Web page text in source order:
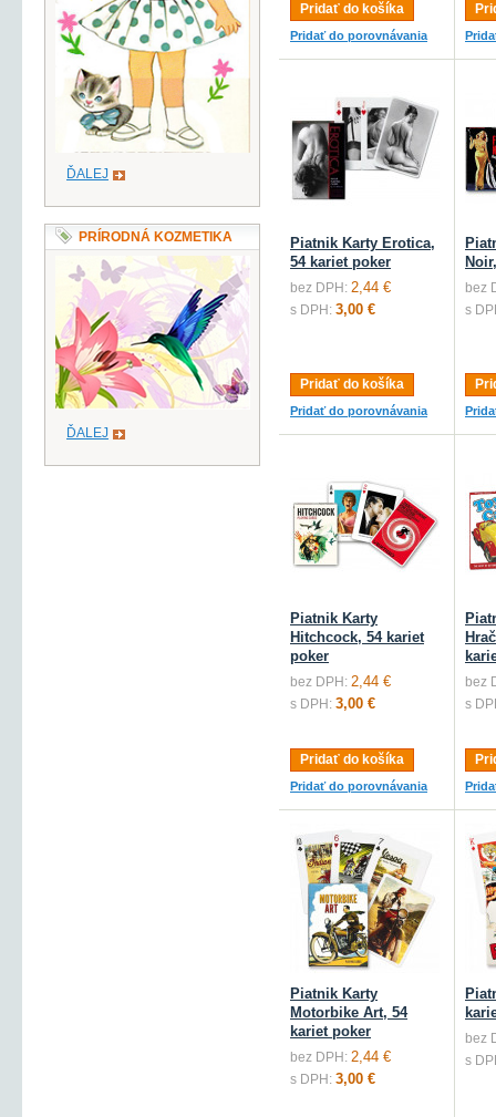
Pridať do košíka
Pridať do porovnávania
Piatnik Karty Erotica,
54 kariet poker
bez DPH: 2,44 €
s DPH: 3,00 €
Pridať do košíka
Pridať do porovnávania
bez
s
Piatnik Karty
Hitchcock, 54 kariet
poker
bez DPH: 2,44 €
s DPH: 3,00 €
Pridať do košíka
Pridať do porovnávania
bez
s
Piatnik Karty
Motorbike Art, 54
kariet poker
bez DPH: 2,44 €
s DPH: 3,00 €
bez
s
ĎALEJ
PRÍRODNÁ KOZMETIKA
ĎALEJ